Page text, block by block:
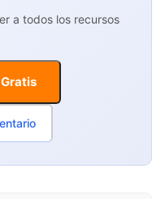
a todos los recursos